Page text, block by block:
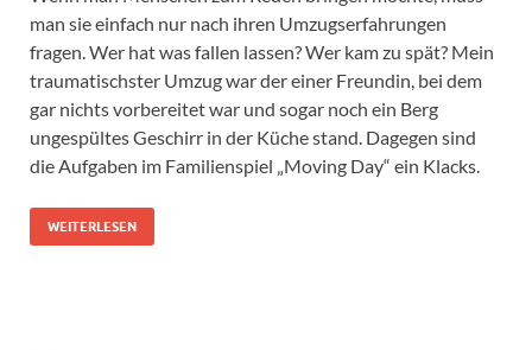
man sie einfach nur nach ihren Umzugserfahrungen
fragen. Wer hat was fallen lassen? Wer kam zu spät? Mein
traumatischster Umzug war der einer Freundin, bei dem
gar nichts vorbereitet war und sogar noch ein Berg
ungespültes Geschirr in der Küche stand. Dagegen sind
die Aufgaben im Familienspiel „Moving Day“ ein Klacks.
WEITERLESEN